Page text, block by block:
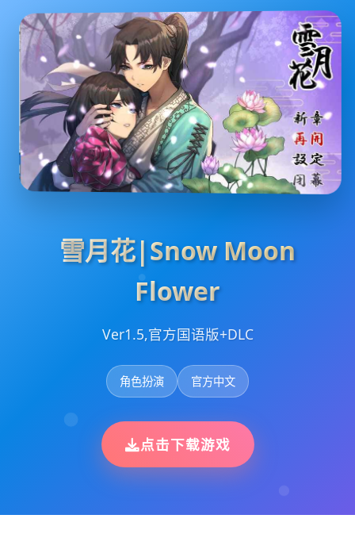
雪月花|Snow Moon
Flower
Ver1.5,官方国语版+DLC
角色扮演 官方中文
点击下载游戏